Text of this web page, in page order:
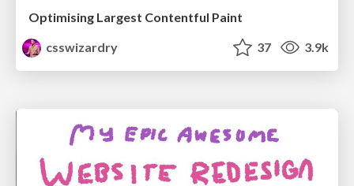
Optimising Largest Contentful Paint
csswizardry
37 3.9k